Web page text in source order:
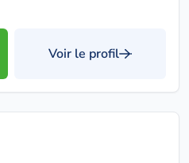
Voir le profil